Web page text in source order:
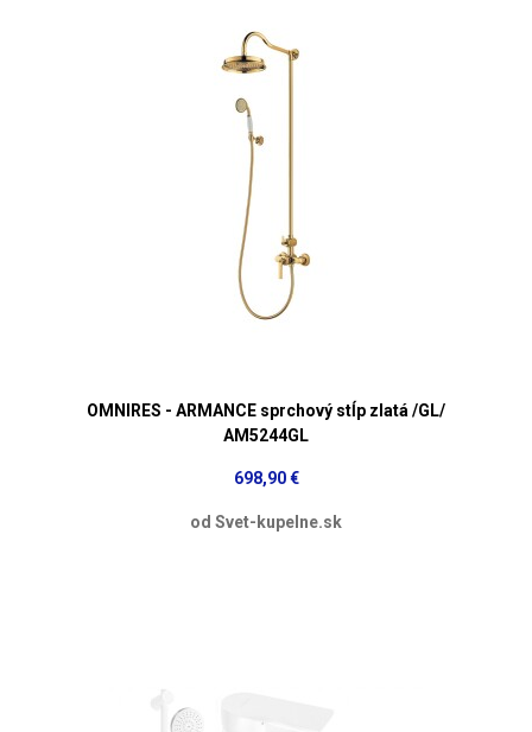
OMNIRES - ARMANCE sprchový stĺp zlatá /GL/
AM5244GL
698,90 €
od Svet-kupelne.sk